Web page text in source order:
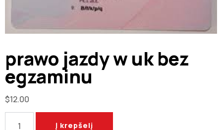
prawo jazdy w uk bez
egzaminu
$12.00
Į krepšelį